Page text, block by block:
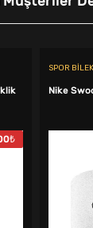
₺
SPOR
Nike